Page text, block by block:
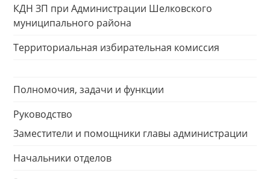
КДН ЗП при Администрации Шелковского
муниципального района
Территориальная избирательная комиссия
Полномочия, задачи и функции
Руководство
Заместители и помощники главы администрации
Начальники отделов